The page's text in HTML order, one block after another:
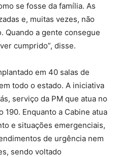
se fosse da família. As
e, muitas vezes, não
Quando a gente consegue
cumprido”, disse.
em 40 salas de
todo o estado. A iniciativa
serviço da PM que atua no
190. Enquanto a Cabine atua
e situações emergenciais,
de urgência nem
sendo voltado